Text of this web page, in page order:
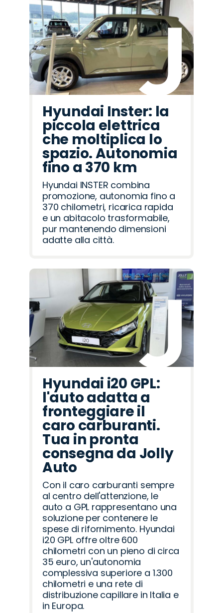
Hyundai Inster: la
piccola elettrica
che moltiplica lo
spazio. Autonomia
fino a 370 km
Hyundai INSTER combina
promozione, autonomia fino a
370 chilometri, ricarica rapida
e un abitacolo trasformabile,
pur mantenendo dimensioni
adatte alla città.
Hyundai i20 GPL:
l'auto adatta a
fronteggiare il
caro carburanti.
Tua in pronta
consegna da Jolly
Auto
Con il caro carburanti sempre
al centro dell'attenzione, le
auto a GPL rappresentano una
soluzione per contenere le
spese di rifornimento. Hyundai
i20 GPL offre oltre 600
chilometri con un pieno di circa
35 euro, un'autonomia
complessiva superiore a 1.300
chilometri e una rete di
distribuzione capillare in Italia e
in Europa.